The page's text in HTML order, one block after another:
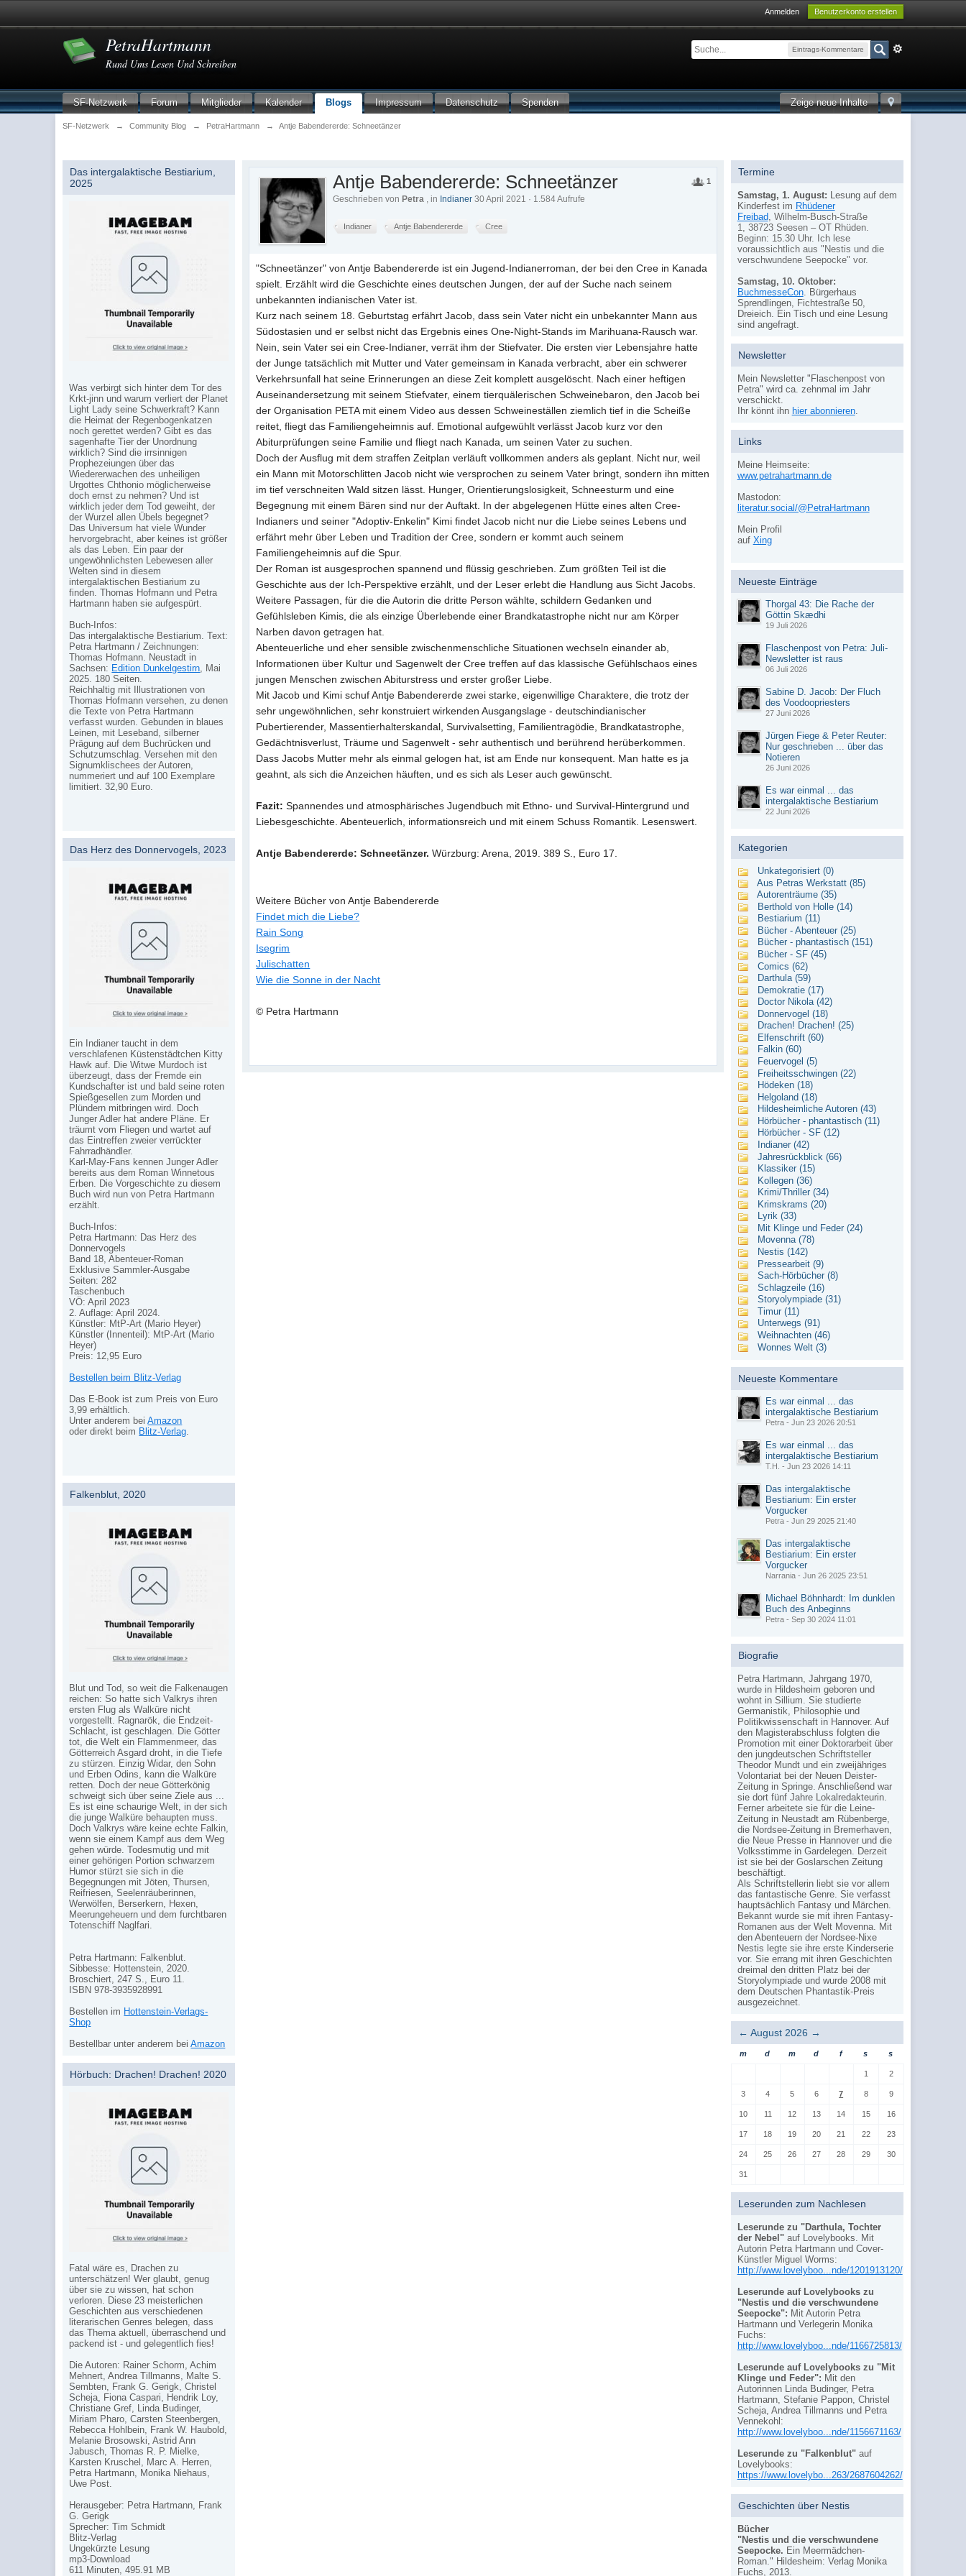
Anmelden Benutzerkonto erstellen
PetraHartmann
Rund Ums Lesen Und Schreiben
Eintrags-Kommentare
Zeige neue Inhalte
SF-Netzwerk Forum Mitglieder Kalender Blogs Impressum Datenschutz Spenden
SF-Netzwerk → Community Blog → PetraHartmann → Antje Babendererde: Schneetänzer
1
Antje Babendererde: Schneetänzer
Geschrieben von Petra , in Indianer 30 April 2021 · 1.584 Aufrufe
Indianer Antje Babendererde Cree
"Schneetänzer" von Antje Babendererde ist ein Jugend-Indianerroman, der bei den Cree in Kanada
spielt. Erzählt wird die Geschichte eines deutschen Jungen, der auf der Suche nach seinem
unbekannten indianischen Vater ist.
Kurz nach seinem 18. Geburtstag erfährt Jacob, dass sein Vater nicht ein unbekannter Mann aus
Südostasien und er selbst nicht das Ergebnis eines One-Night-Stands im Marihuana-Rausch war.
Nein, sein Vater sei ein Cree-Indianer, verrät ihm der Stiefvater. Die ersten vier Lebensjahre hatte
der Junge tatsächlich mit Mutter und Vater gemeinsam in Kanada verbracht, aber ein schwerer
Verkehrsunfall hat seine Erinnerungen an diese Zeit komplett ausgelöscht. Nach einer heftigen
Auseinandersetzung mit seinem Stiefvater, einem tierquälerischen Schweinebaron, den Jacob bei
der Organisation PETA mit einem Video aus dessen Schweineställen ziemlich tief in die Scheiße
reitet, fliegt das Familiengeheimnis auf. Emotional aufgewühlt verlässt Jacob kurz vor den
Abiturprüfungen seine Familie und fliegt nach Kanada, um seinen Vater zu suchen.
Doch der Ausflug mit dem straffen Zeitplan verläuft vollkommen anders als geplant. Nicht nur, weil
ein Mann mit Motorschlitten Jacob nicht wie versprochen zu seinem Vater bringt, sondern ihn mitten
im tief verschneiten Wald sitzen lässt. Hunger, Orientierungslosigkeit, Schneesturm und eine
Begegnung mit einem Bären sind nur der Auftakt. In der abgelegenen Hütte eines alten Cree-
Indianers und seiner "Adoptiv-Enkelin" Kimi findet Jacob nicht nur die Liebe seines Lebens und
erfährt mehr über Leben und Tradition der Cree, sondern er kommt auch seinem
Familiengeheimnis auf die Spur.
Der Roman ist ausgesprochen spannend und flüssig geschrieben. Zum größten Teil ist die
Geschichte aus der Ich-Perspektive erzählt, und der Leser erlebt die Handlung aus Sicht Jacobs.
Weitere Passagen, für die die Autorin die dritte Person wählte, schildern Gedanken und
Gefühlsleben Kimis, die als einzige Überlebende einer Brandkatastrophe nicht nur am Körper
Narben davon getragen hat.
Abenteuerliche und eher sensible zwischenmenschliche Situationen wechseln einander ab,
Informationen über Kultur und Sagenwelt der Cree treffen auf das klassische Gefühlschaos eines
jungen Menschen zwischen Abiturstress und erster großer Liebe.
Mit Jacob und Kimi schuf Antje Babendererde zwei starke, eigenwillige Charaktere, die trotz der
sehr ungewöhnlichen, sehr konstruiert wirkenden Ausgangslage - deutschindianischer
Pubertierender, Massentierhalterskandal, Survivalsetting, Familientragödie, Brandkatastrophe,
Gedächtnisverlust, Träume und Sagenwelt - sehr authentisch und berührend herüberkommen.
Dass Jacobs Mutter mehr als einmal gelogen hat, ist am Ende nur konsequent. Man hatte es ja
geahnt, als sich die Anzeichen häuften, und es sich als Leser auch gewünscht.
Fazit: Spannendes und atmosphärisches Jugendbuch mit Ethno- und Survival-Hintergrund und
Liebesgeschichte. Abenteuerlich, informationsreich und mit einem Schuss Romantik. Lesenswert.
Antje Babendererde: Schneetänzer. Würzburg: Arena, 2019. 389 S., Euro 17.
Weitere Bücher von Antje Babendererde
Findet mich die Liebe?
Rain Song
Isegrim
Julischatten
Wie die Sonne in der Nacht
© Petra Hartmann
Das intergalaktische Bestiarium,
2025
Was verbirgt sich hinter dem Tor des
Krkt-jinn und warum verliert der Planet
Light Lady seine Schwerkraft? Kann
die Heimat der Regenbogenkatzen
noch gerettet werden? Gibt es das
sagenhafte Tier der Unordnung
wirklich? Sind die irrsinnigen
Prophezeiungen über das
Wiedererwachen des unheiligen
Urgottes Chthonio möglicherweise
doch ernst zu nehmen? Und ist
wirklich jeder dem Tod geweiht, der
der Wurzel allen Übels begegnet?
Das Universum hat viele Wunder
hervorgebracht, aber keines ist größer
als das Leben. Ein paar der
ungewöhnlichsten Lebewesen aller
Welten sind in diesem
intergalaktischen Bestiarium zu
finden. Thomas Hofmann und Petra
Hartmann haben sie aufgespürt.
Buch-Infos:
Das intergalaktische Bestiarium. Text:
Petra Hartmann / Zeichnungen:
Thomas Hofmann. Neustadt in
Sachsen: Edition Dunkelgestirn, Mai
2025. 180 Seiten.
Reichhaltig mit Illustrationen von
Thomas Hofmann versehen, zu denen
die Texte von Petra Hartmann
verfasst wurden. Gebunden in blaues
Leinen, mit Leseband, silberner
Prägung auf dem Buchrücken und
Schutzumschlag. Versehen mit den
Signumklischees der Autoren,
nummeriert und auf 100 Exemplare
limitiert. 32,90 Euro.
Das Herz des Donnervogels, 2023
Ein Indianer taucht in dem
verschlafenen Küstenstädtchen Kitty
Hawk auf. Die Witwe Murdoch ist
überzeugt, dass der Fremde ein
Kundschafter ist und bald seine roten
Spießgesellen zum Morden und
Plündern mitbringen wird. Doch
Junger Adler hat andere Pläne. Er
träumt vom Fliegen und wartet auf
das Eintreffen zweier verrückter
Fahrradhändler.
Karl-May-Fans kennen Junger Adler
bereits aus dem Roman Winnetous
Erben. Die Vorgeschichte zu diesem
Buch wird nun von Petra Hartmann
erzählt.
Buch-Infos:
Petra Hartmann: Das Herz des
Donnervogels
Band 18, Abenteuer-Roman
Exklusive Sammler-Ausgabe
Seiten: 282
Taschenbuch
VÖ: April 2023
2. Auflage: April 2024.
Künstler: MtP-Art (Mario Heyer)
Künstler (Innenteil): MtP-Art (Mario
Heyer)
Preis: 12,95 Euro
Bestellen beim Blitz-Verlag
Das E-Book ist zum Preis von Euro
3,99 erhältlich.
Unter anderem beiAmazon
oder direkt beim Blitz-Verlag.
Falkenblut, 2020
Blut und Tod, so weit die Falkenaugen
reichen: So hatte sich Valkrys ihren
ersten Flug als Walküre nicht
vorgestellt. Ragnarök, die Endzeit-
Schlacht, ist geschlagen. Die Götter
tot, die Welt ein Flammenmeer, das
Götterreich Asgard droht, in die Tiefe
zu stürzen. Einzig Widar, den Sohn
und Erben Odins, kann die Walküre
retten. Doch der neue Götterkönig
schweigt sich über seine Ziele aus ...
Es ist eine schaurige Welt, in der sich
die junge Walküre behaupten muss.
Doch Valkrys wäre keine echte Falkin,
wenn sie einem Kampf aus dem Weg
gehen würde. Todesmutig und mit
einer gehörigen Portion schwarzem
Humor stürzt sie sich in die
Begegnungen mit Jöten, Thursen,
Reifriesen, Seelenräuberinnen,
Werwölfen, Berserkern, Hexen,
Meerungeheuern und dem furchtbaren
Totenschiff Naglfari.
Petra Hartmann: Falkenblut.
Sibbesse: Hottenstein, 2020.
Broschiert, 247 S., Euro 11.
ISBN 978-3935928991
Bestellen im Hottenstein-Verlags-
Shop
Bestellbar unter anderem beiAmazon
Hörbuch: Drachen! Drachen! 2020
Fatal wäre es, Drachen zu
unterschätzen! Wer glaubt, genug
über sie zu wissen, hat schon
verloren. Diese 23 meisterlichen
Geschichten aus verschiedenen
literarischen Genres belegen, dass
das Thema aktuell, überraschend und
packend ist - und gelegentlich fies!
Die Autoren: Rainer Schorm, Achim
Mehnert, Andrea Tillmanns, Malte S.
Sembten, Frank G. Gerigk, Christel
Scheja, Fiona Caspari, Hendrik Loy,
Christiane Gref, Linda Budinger,
Miriam Pharo, Carsten Steenbergen,
Rebecca Hohlbein, Frank W. Haubold,
Melanie Brosowski, Astrid Ann
Jabusch, Thomas R. P. Mielke,
Karsten Kruschel, Marc A. Herren,
Petra Hartmann, Monika Niehaus,
Uwe Post.
Herausgeber: Petra Hartmann, Frank
G. Gerigk
Sprecher: Tim Schmidt
Blitz-Verlag
Ungekürzte Lesung
mp3-Download
611 Minuten, 495.91 MB
Termine
Samstag, 1. August: Lesung auf dem
Kinderfest im Rhüdener
Freibad, Wilhelm-Busch-Straße
1, 38723 Seesen – OT Rhüden.
Beginn: 15.30 Uhr. Ich lese
voraussichtlich aus "Nestis und die
verschwundene Seepocke" vor.
Samstag, 10. Oktober:
BuchmesseCon. Bürgerhaus
Sprendlingen, Fichtestraße 50,
Dreieich. Ein Tisch und eine Lesung
sind angefragt.
Newsletter
Mein Newsletter "Flaschenpost von
Petra" wird ca. zehnmal im Jahr
verschickt.
Ihr könnt ihn hier abonnieren.
Links
Meine Heimseite:
www.petrahartmann.de
Mastodon:
literatur.social/@PetraHartmann
Mein Profil
auf Xing
Neueste Einträge
Thorgal 43: Die Rache der
Göttin Skædhi
19 Juli 2026
Flaschenpost von Petra: Juli-
Newsletter ist raus
06 Juli 2026
Sabine D. Jacob: Der Fluch
des Voodoopriesters
27 Juni 2026
Jürgen Fiege & Peter Reuter:
Nur geschrieben ... über das
Notieren
26 Juni 2026
Es war einmal ... das
intergalaktische Bestiarium
22 Juni 2026
Kategorien
Unkategorisiert (0)
Aus Petras Werkstatt (85)
Autorenträume (35)
Berthold von Holle (14)
Bestiarium (11)
Bücher - Abenteuer (25)
Bücher - phantastisch (151)
Bücher - SF (45)
Comics (62)
Darthula (59)
Demokratie (17)
Doctor Nikola (42)
Donnervogel (18)
Drachen! Drachen! (25)
Elfenschrift (60)
Falkin (60)
Feuervogel (5)
Freiheitsschwingen (22)
Hödeken (18)
Helgoland (18)
Hildesheimliche Autoren (43)
Hörbücher - phantastisch (11)
Hörbücher - SF (12)
Indianer (42)
Jahresrückblick (66)
Klassiker (15)
Kollegen (36)
Krimi/Thriller (34)
Krimskrams (20)
Lyrik (33)
Mit Klinge und Feder (24)
Movenna (78)
Nestis (142)
Pressearbeit (9)
Sach-Hörbücher (8)
Schlagzeile (16)
Storyolympiade (31)
Timur (11)
Unterwegs (91)
Weihnachten (46)
Wonnes Welt (3)
Neueste Kommentare
Es war einmal ... das
intergalaktische Bestiarium
Petra - Jun 23 2026 20:51
Es war einmal ... das
intergalaktische Bestiarium
T.H. - Jun 23 2026 14:11
Das intergalaktische
Bestiarium: Ein erster
Vorgucker
Petra - Jun 29 2025 21:40
Das intergalaktische
Bestiarium: Ein erster
Vorgucker
Narrania - Jun 26 2025 23:51
Michael Böhnhardt: Im dunklen
Buch des Anbeginns
Petra - Sep 30 2024 11:01
Biografie
Petra Hartmann, Jahrgang 1970,
wurde in Hildesheim geboren und
wohnt in Sillium. Sie studierte
Germanistik, Philosophie und
Politikwissenschaft in Hannover. Auf
den Magisterabschluss folgten die
Promotion mit einer Doktorarbeit über
den jungdeutschen Schriftsteller
Theodor Mundt und ein zweijähriges
Volontariat bei der Neuen Deister-
Zeitung in Springe. Anschließend war
sie dort fünf Jahre Lokalredakteurin.
Ferner arbeitete sie für die Leine-
Zeitung in Neustadt am Rübenberge,
die Nordsee-Zeitung in Bremerhaven,
die Neue Presse in Hannover und die
Volksstimme in Gardelegen. Derzeit
ist sie bei der Goslarschen Zeitung
beschäftigt.
Als Schriftstellerin liebt sie vor allem
das fantastische Genre. Sie verfasst
hauptsächlich Fantasy und Märchen.
Bekannt wurde sie mit ihren Fantasy-
Romanen aus der Welt Movenna. Mit
den Abenteuern der Nordsee-Nixe
Nestis legte sie ihre erste Kinderserie
vor. Sie errang mit ihren Geschichten
dreimal den dritten Platz bei der
Storyolympiade und wurde 2008 mit
dem Deutschen Phantastik-Preis
ausgezeichnet.
← August 2026 →
m d m d f s s
1 2
3 4 5 6 7 8 9
10 11 12 13 14 15 16
17 18 19 20 21 22 23
24 25 26 27 28 29 30
31
Leserunden zum Nachlesen
Leserunde zu "Darthula, Tochter
der Nebel"auf Lovelybooks. Mit
Autorin Petra Hartmann und Cover-
Künstler Miguel Worms:
http://www.lovelyboo...nde/1201913120/
Leserunde auf Lovelybooks zu
"Nestis und die verschwundene
Seepocke": Mit Autorin Petra
Hartmann und Verlegerin Monika
Fuchs:
http://www.lovelyboo...nde/1166725813/
Leserunde auf Lovelybooks zu "Mit
Klinge und Feder": Mit den
Autorinnen Linda Budinger, Petra
Hartmann, Stefanie Pappon, Christel
Scheja, Andrea Tillmanns und Petra
Vennekohl:
http://www.lovelyboo...nde/1156671163/
Leserunde zu "Falkenblut"auf
Lovelybooks:
https://www.lovelybo...263/2687604262/
Geschichten über Nestis
Bücher
"Nestis und die verschwundene
Seepocke. Ein Meermädchen-
Roman." Hildesheim: Verlag Monika
Fuchs, 2013.